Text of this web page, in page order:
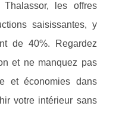
les offres
saisissantes, y
de 40%. Regardez
et ne manquez pas
et économies dans
votre intérieur sans